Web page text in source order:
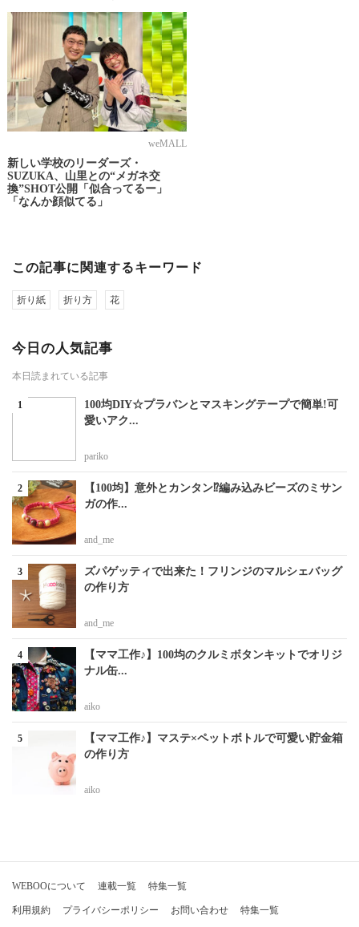
weMALL
新しい学校のリーダーズ・
SUZUKA、山里との“メガネ交
換”SHOT公開「似合ってるー」
「なんか顔似てる」
この記事に関連するキーワード
折り紙 折り方 花
今日の人気記事
本日読まれている記事
100均DIY☆プラバンとマスキングテープで簡単!可
愛いアク...
pariko
【100均】意外とカンタン⁉編み込みビーズのミサン
ガの作...
and_me
ズパゲッティで出来た！フリンジのマルシェバッグ
の作り方
and_me
【ママ工作♪】100均のクルミボタンキットでオリジ
ナル缶...
aiko
【ママ工作♪】マステ×ペットボトルで可愛い貯金箱
の作り方
aiko
WEBOOについて 連載一覧 特集一覧
利用規約 プライバシーポリシー お問い合わせ 特集一覧